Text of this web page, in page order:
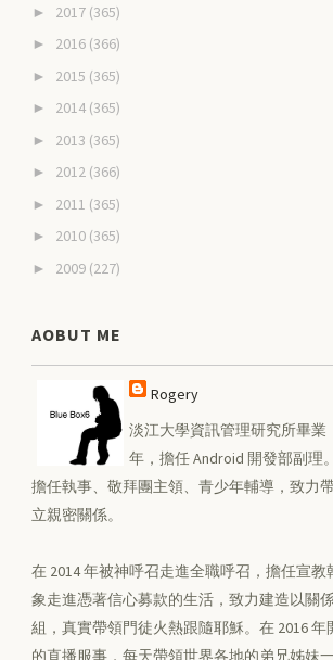
► 2017 (365)
► 2016 (366)
► 2015 (365)
► 2014 (365)
► 2013 (365)
► 2012 (366)
► 2011 (365)
► 2010 (365)
► 2009 (227)
AOBUT ME
Rogery
淡江大學資訊管理研究所畢業
年，擔任 Android 開發部副理
擔任執事、敬拜團主領、青少年輔導，致力
立親密關係。
在 2014 年被神呼召走進全職呼召，擔任宣
象走進憑著信心募款的生活，致力建造以關
組，真實帶領門徒火熱跟隨耶穌。在 2016 年
的直播服事，每天帶領世界各地的弟兄姊妹